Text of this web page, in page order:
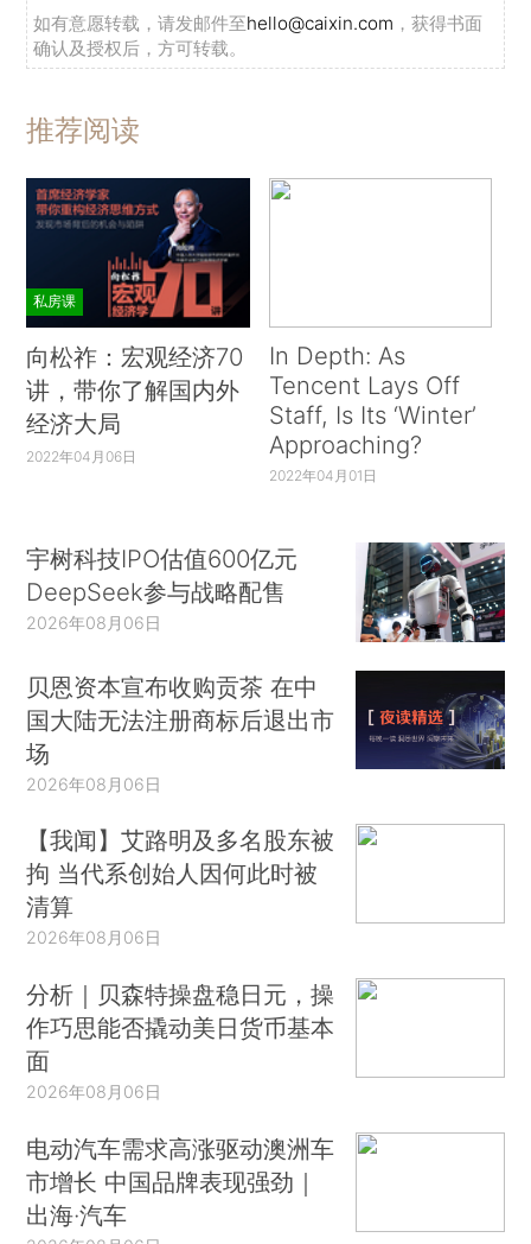
如有意愿转载，请发邮件至hello@caixin.com ，获得书面
确认及授权后，方可转载。
推荐阅读
私房课
向松祚：宏观经济70
讲，带你了解国内外
经济大局
2022年04月06日
In Depth: As
Tencent Lays Off
Staff, Is Its ‘Winter’
Approaching?
2022年04月01日
宇树科技IPO估值600亿元
DeepSeek参与战略配售
2026年08月06日
贝恩资本宣布收购贡茶 在中
国大陆无法注册商标后退出市
场
2026年08月06日
【我闻】艾路明及多名股东被
拘 当代系创始人因何此时被
清算
2026年08月06日
分析｜贝森特操盘稳日元，操
作巧思能否撬动美日货币基本
面
2026年08月06日
电动汽车需求高涨驱动澳洲车
市增长 中国品牌表现强劲｜
出海·汽车